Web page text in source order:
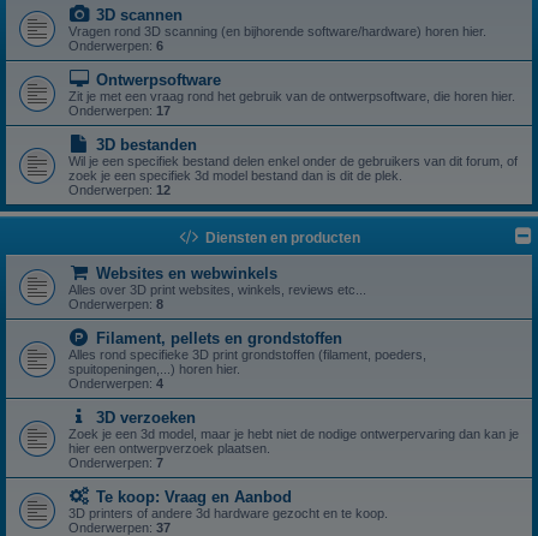
3D scannen
Vragen rond 3D scanning (en bijhorende software/hardware) horen hier.
Onderwerpen: 6
Ontwerpsoftware
Zit je met een vraag rond het gebruik van de ontwerpsoftware, die horen hier.
Onderwerpen: 17
3D bestanden
Wil je een specifiek bestand delen enkel onder de gebruikers van dit forum, of
zoek je een specifiek 3d model bestand dan is dit de plek.
Onderwerpen: 12
Diensten en producten
Websites en webwinkels
Alles over 3D print websites, winkels, reviews etc...
Onderwerpen: 8
Filament, pellets en grondstoffen
Alles rond specifieke 3D print grondstoffen (filament, poeders,
spuitopeningen,...) horen hier.
Onderwerpen: 4
3D verzoeken
Zoek je een 3d model, maar je hebt niet de nodige ontwerpervaring dan kan je
hier een ontwerpverzoek plaatsen.
Onderwerpen: 7
Te koop: Vraag en Aanbod
3D printers of andere 3d hardware gezocht en te koop.
Onderwerpen: 37